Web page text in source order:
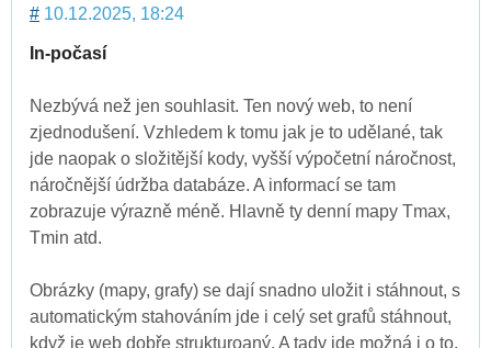
# 10.12.2025, 18:24
In-počasí
Nezbývá než jen souhlasit. Ten nový web, to není
zjednodušení. Vzhledem k tomu jak je to udělané, tak
jde naopak o složitější kody, vyšší výpočetní náročnost,
náročnější údržba databáze. A informací se tam
zobrazuje výrazně méně. Hlavně ty denní mapy Tmax,
Tmin atd.
Obrázky (mapy, grafy) se dají snadno uložit i stáhnout, s
automatickým stahováním jde i celý set grafů stáhnout,
když je web dobře strukturoaný. A tady jde možná i o to,